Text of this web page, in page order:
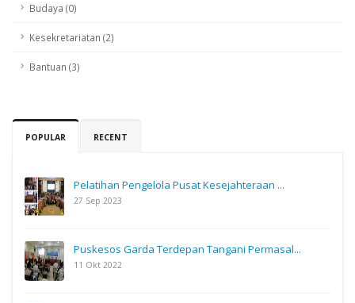
Budaya (0)
Kesekretariatan (2)
Bantuan (3)
POPULAR RECENT
Pelatihan Pengelola Pusat Kesejahteraan ...
27 Sep 2023
Puskesos Garda Terdepan Tangani Permasal...
11 Okt 2022